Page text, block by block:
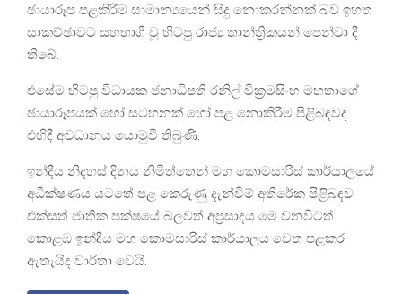
ඡායාරූප පළකිරීම සාමාන්‍යයෙන් සිදු නොකරන්නක් බව ඉහත
සාකච්ඡාවට සහභාගී වූ හිටපු රාජ්‍ය තාන්ත්‍රිකයන් පෙන්වා දී
තිබේ.
එසේම හිටපු විධායක ජනාධිපති රනිල් වික්‍රමසිංහ මහතාගේ
ඡායාරූපයක් හෝ සටහනක් හෝ පළ නොකිරීම පිළිබඳවද
එහිදී අවධානය යොමුවී තිබුණි.
ඉන්දීය නිදහස් දිනය නිමිත්තෙන් මහ කොමසාරිස් කාර්යාලයේ
අධීක්ෂණය යටතේ පළ කෙරුණු දැන්වීම් අතිරේක පිළිබඳව
එක්සත් ජාතික පක්ෂයේ බලවත් අප්‍රසාදය මේ වනවිටත්
කොළඹ ඉන්දීය මහ කොමසාරිස් කාර්යාලය වෙත පළකර
ඇතැයිද වාර්තා වෙයි.